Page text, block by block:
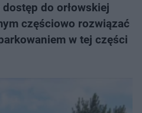
dostęp do orłowskiej
częściowo rozwiązać
w tej części